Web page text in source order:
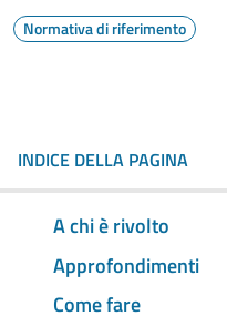
Normativa di riferimento
INDICE DELLA PAGINA
A chi è rivolto
Approfondimenti
Come fare